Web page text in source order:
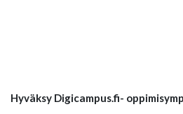
Hyväksy Digicampus.fi-